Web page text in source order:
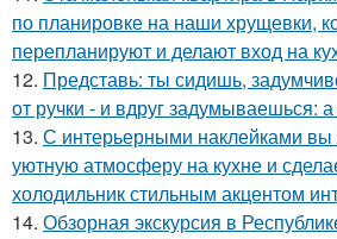
по планировке на наши хрущевки,
перепланируют и делают вход на
12. Представь: ты сидишь,
от ручки - и вдруг задумываешься:
13. С интерьерными наклейками вы
уютную атмосферу на кухне и
холодильник стильным акцентом
14. Обзорная экскурсия в